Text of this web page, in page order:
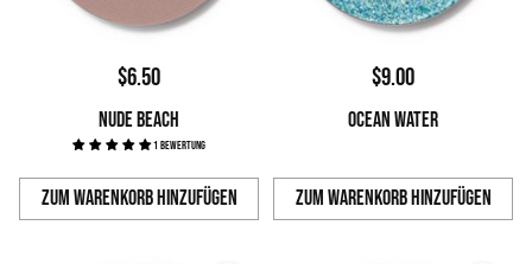
$6.50
NUDE BEACH
1 Bewertung
Zum Warenkorb hinzufügen
Anzahl
$9.00
OCEAN WATER
Zum Warenkorb hinzufügen
Anzahl